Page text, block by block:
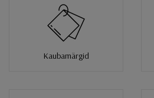
Kaubamärgid